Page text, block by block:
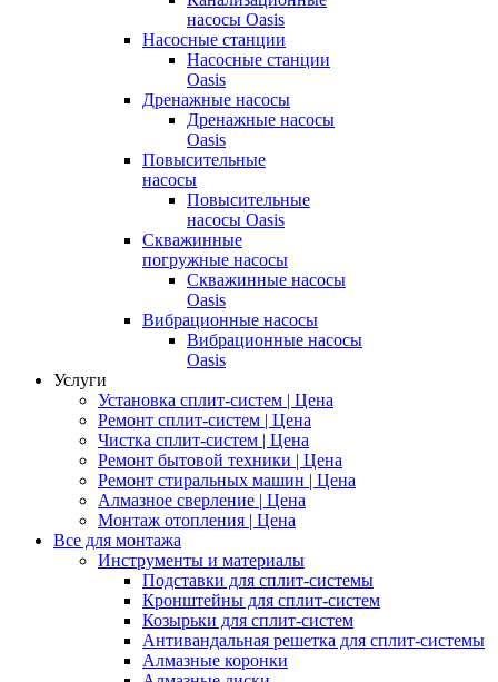
насосы Oasis
Насосные станции
Насосные станции
Oasis
Дренажные насосы
Дренажные насосы
Oasis
Повысительные
насосы
Повысительные
насосы Oasis
Скважинные
погружные насосы
Скважинные насосы
Oasis
Вибрационные насосы
Вибрационные насосы
Oasis
Услуги
Установка сплит-систем | Цена
Ремонт сплит-систем | Цена
Чистка сплит-систем | Цена
Ремонт бытовой техники | Цена
Ремонт стиральных машин | Цена
Алмазное сверление | Цена
Монтаж отопления | Цена
Все для монтажа
Инструменты и материалы
Подставки для сплит-системы
Кронштейны для сплит-систем
Козырьки для сплит-систем
Антивандальная решетка для сплит-системы
Алмазные коронки